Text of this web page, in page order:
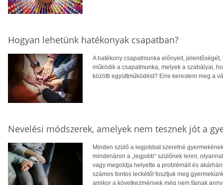
Hogyan lehetünk hatékonyak csapatban?
A hatékony csapatmunka előnyeit,
működik a csapatmunka, melyek a szabályai,
közötti együttműködést? Erre kerestem meg a
Nevelési módszerek, amelyek nem tesznek jót a
Minden szülő a legjobbat szeretné
mindenáron a „legjobb“ szülőnek lenni,
vagy megoldja helyette a problémáit és
számos fontos leckétől fosztjuk meg
amikor a következmények még nem fájnak